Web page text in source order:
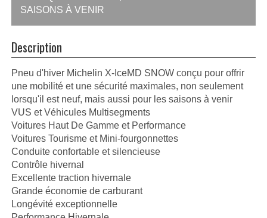
SAISONS À VENIR
Description
Pneu d'hiver Michelin X-IceMD SNOW conçu pour offrir
une mobilité et une sécurité maximales, non seulement
lorsqu'il est neuf, mais aussi pour les saisons à venir
VUS et Véhicules Multisegments
Voitures Haut De Gamme et Performance
Voitures Tourisme et Mini-fourgonnettes
Conduite confortable et silencieuse
Contrôle hivernal
Excellente traction hivernale
Grande économie de carburant
Longévité exceptionnelle